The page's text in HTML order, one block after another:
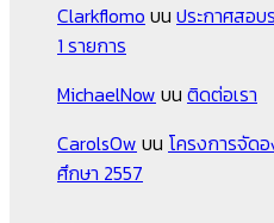
Clarkflomo บน ประกาศสอบ
1 รายการ
MichaelNow บน ติดต่อเรา
CarolsOw บน โครงการจัด
ศึกษา 2557